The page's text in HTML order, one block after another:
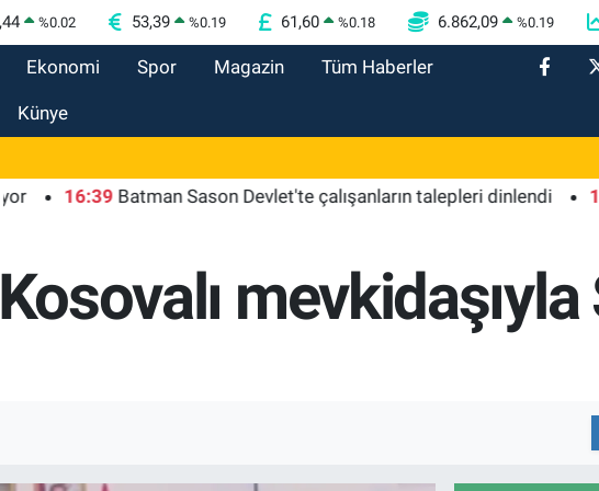
%0.02 53,39 %0.19 61,60 %0.18 6.862,09 %0.19
Ekonomi Spor Magazin Tüm Haberler
Künye
16:39 Batman Sason Devlet'te çalışanların talepleri dinlendi 16:34
mevkidaşıyla